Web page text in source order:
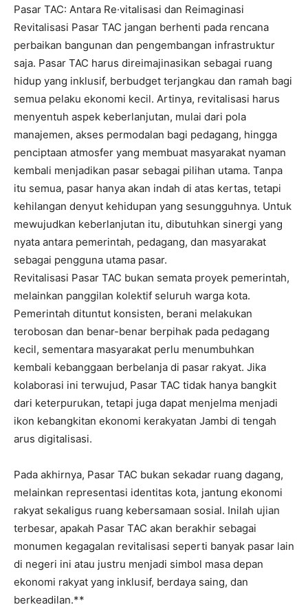
Pasar TAC: Antara Re·vitalisasi dan Reimaginasi
Revitalisasi Pasar TAC jangan berhenti pada rencana
perbaikan bangunan dan pengembangan infrastruktur
saja. Pasar TAC harus direimajinasikan sebagai ruang
hidup yang inklusif, berbudget terjangkau dan ramah bagi
semua pelaku ekonomi kecil. Artinya, revitalisasi harus
menyentuh aspek keberlanjutan, mulai dari pola
manajemen, akses permodalan bagi pedagang, hingga
penciptaan atmosfer yang membuat masyarakat nyaman
kembali menjadikan pasar sebagai pilihan utama. Tanpa
itu semua, pasar hanya akan indah di atas kertas, tetapi
kehilangan denyut kehidupan yang sesungguhnya. Untuk
mewujudkan keberlanjutan itu, dibutuhkan sinergi yang
nyata antara pemerintah, pedagang, dan masyarakat
sebagai pengguna utama pasar.
Revitalisasi Pasar TAC bukan semata proyek pemerintah,
melainkan panggilan kolektif seluruh warga kota.
Pemerintah dituntut konsisten, berani melakukan
terobosan dan benar-benar berpihak pada pedagang
kecil, sementara masyarakat perlu menumbuhkan
kembali kebanggaan berbelanja di pasar rakyat. Jika
kolaborasi ini terwujud, Pasar TAC tidak hanya bangkit
dari keterpurukan, tetapi juga dapat menjelma menjadi
ikon kebangkitan ekonomi kerakyatan Jambi di tengah
arus digitalisasi.
Pada akhirnya, Pasar TAC bukan sekadar ruang dagang,
melainkan representasi identitas kota, jantung ekonomi
rakyat sekaligus ruang kebersamaan sosial. Inilah ujian
terbesar, apakah Pasar TAC akan berakhir sebagai
monumen kegagalan revitalisasi seperti banyak pasar lain
di negeri ini atau justru menjadi simbol masa depan
ekonomi rakyat yang inklusif, berdaya saing, dan
berkeadilan.**